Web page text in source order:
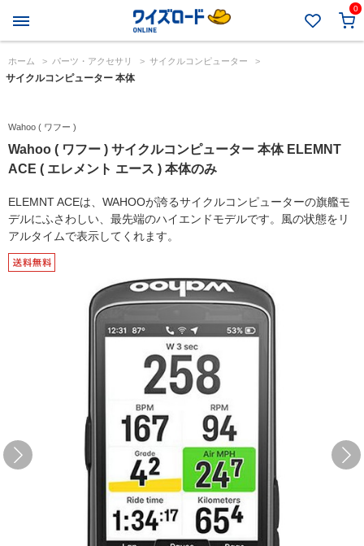
0
ホーム > パーツ・アクセサリ > サイクルコンピューター >
サイクルコンピューター 本体
Wahoo ( ワフー )
Wahoo ( ワフー ) サイクルコンピューター 本体 ELEMNT
ACE ( エレメント エース ) 本体のみ
ELEMNT ACEは、WAHOOが誇るサイクルコンピューターの旗艦モ
デルにふさわしい、最先端のハイエンドモデルです。風の状態をリ
アルタイムで表示してくれます。